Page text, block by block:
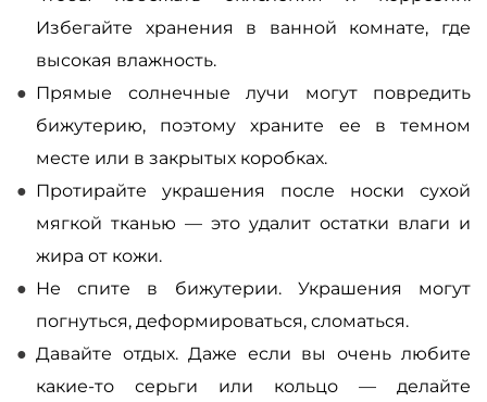
Избегайте хранения в ванной комнате, где
высокая влажность.
Прямые солнечные лучи могут повредить
бижутерию, поэтому храните ее в темном
месте или в закрытых коробках.
Протирайте украшения после носки сухой
мягкой тканью — это удалит остатки влаги и
жира от кожи.
Не спите в бижутерии. Украшения могут
погнуться, деформироваться, сломаться.
Давайте отдых. Даже если вы очень любите
какие-то серьги или кольцо — делайте